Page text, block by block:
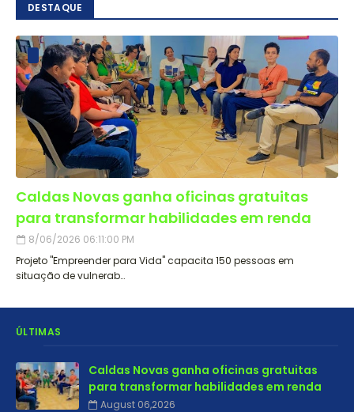
DESTAQUE
Caldas Novas ganha oficinas gratuitas
para transformar habilidades em renda
8/06/2026 06:11:00 PM
Projeto "Empreender para Vida" capacita 150 pessoas em
situação de vulnerab…
ÚLTIMAS
Caldas Novas ganha oficinas gratuitas
para transformar habilidades em renda
August 06,2026